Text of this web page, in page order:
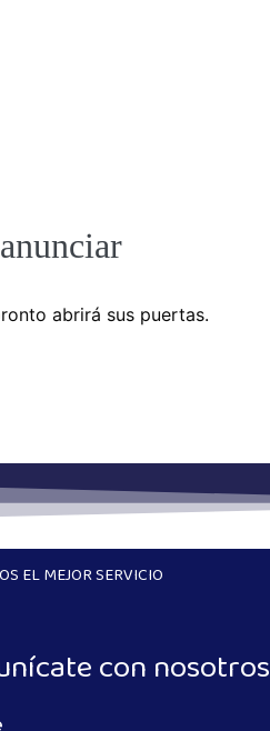
abrirá sus puertas.
EL MEJOR SERVICIO
con nosotros